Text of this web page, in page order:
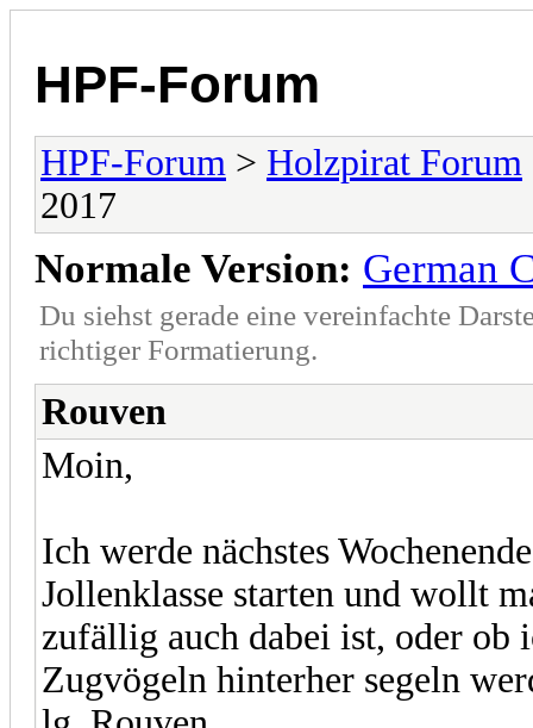
HPF-Forum
HPF-Forum > Holzpirat Forum
2017
Normale Version: German
Du siehst gerade eine vereinfachte
richtiger Formatierung.
Rouven
Moin,
Ich werde nächstes
Jollenklasse starten und wollt
zufällig auch dabei ist, oder ob
Zugvögeln hinterher segeln